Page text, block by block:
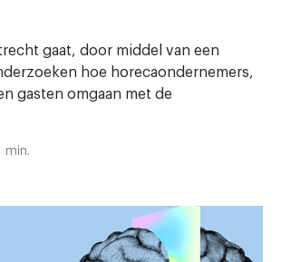
gaat, door middel van een
hoe horecaondernemers,
gasten omgaan met de
min.